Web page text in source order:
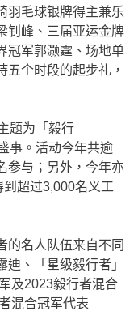
羽毛球银牌得主兼乐
钊峰、三届亚运金牌
冠军郭灏霆、场地单
五个时段的起步礼，
题为「毅行
事。活动今年共逾
参与；另外，今年亦
超过3,000名义工
的名人队伍来自不同
、「星级毅行者」
及2023毅行者混合
混合冠军代表